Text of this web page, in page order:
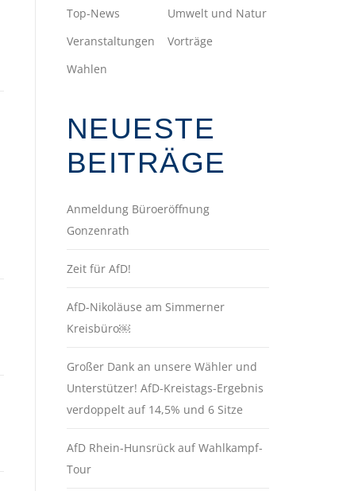
Top-News
Umwelt und Natur
Veranstaltungen
Vorträge
Wahlen
NEUESTE
BEITRÄGE
Anmeldung Büroeröffnung
Gonzenrath
Zeit für AfD!
AfD-Nikoläuse am Simmerner
Kreisbüro￼
Großer Dank an unsere Wähler und
Unterstützer! AfD-Kreistags-Ergebnis
verdoppelt auf 14,5% und 6 Sitze
AfD Rhein-Hunsrück auf Wahlkampf-
Tour